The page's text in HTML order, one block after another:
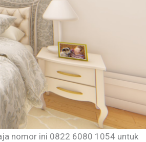
nomor ini 0822 6080 1054 untuk